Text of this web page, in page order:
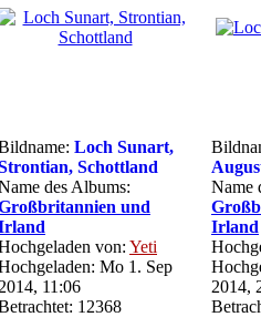
Loch Sunart,
Schottland
des Albums:
und
von: Yeti
Mo 1. Sep
2014, 11:06
12368
Name
Irland
2014,